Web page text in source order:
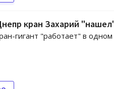
кран Захарий
гигант "работает" в